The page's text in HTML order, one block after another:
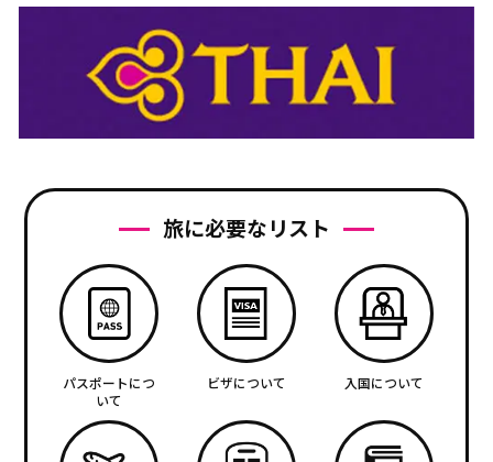
旅に必要なリスト
パスポートにつ
いて
ビザについて 入国について